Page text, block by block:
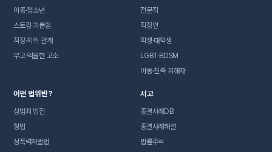
아동·청소년
스토킹·괴롭힘
직장·지위 관계
무고·억울한 고소
전문직
직장인
학생·대학생
LGBT·BDSM
아동·친족 피해자
어떤 법위반?
성범죄 법전
형법
성폭력처벌법
서고
종결사례DB
종결사례해설
법률주석